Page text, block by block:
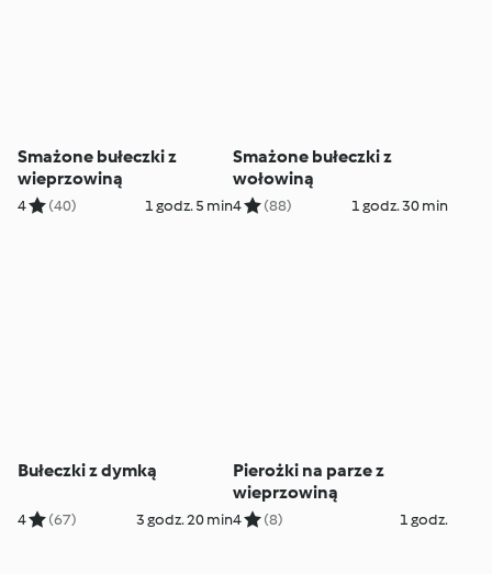
Smażone bułeczki z
wieprzowiną
4 (40) 1 godz. 5 min
Smażone bułeczki z
wołowiną
4 (88) 1 godz. 30 min
Bułeczki z dymką
4 (67) 3 godz. 20 min
Pierożki na parze z
wieprzowiną
4 (8) 1 godz.